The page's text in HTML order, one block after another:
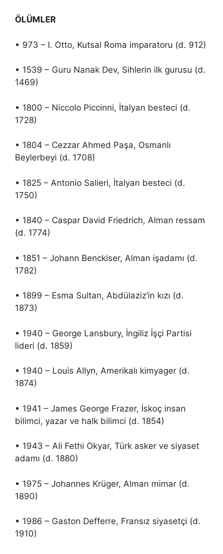
ÖLÜMLER
• 973 – I. Otto, Kutsal Roma imparatoru (d. 912)
• 1539 – Guru Nanak Dev, Sihlerin ilk gurusu (d.
1469)
• 1800 – Niccolo Piccinni, İtalyan besteci (d.
1728)
• 1804 – Cezzar Ahmed Paşa, Osmanlı
Beylerbeyi (d. 1708)
• 1825 – Antonio Salieri, İtalyan besteci (d.
1750)
• 1840 – Caspar David Friedrich, Alman ressam
(d. 1774)
• 1851 – Johann Benckiser, Alman işadamı (d.
1782)
• 1899 – Esma Sultan, Abdülaziz’in kızı (d.
1873)
• 1940 – George Lansbury, İngiliz İşçi Partisi
lideri (d. 1859)
• 1940 – Louis Allyn, Amerikalı kimyager (d.
1874)
• 1941 – James George Frazer, İskoç insan
bilimci, yazar ve halk bilimci (d. 1854)
• 1943 – Ali Fethi Okyar, Türk asker ve siyaset
adamı (d. 1880)
• 1975 – Johannes Krüger, Alman mimar (d.
1890)
• 1986 – Gaston Defferre, Fransız siyasetçi (d.
1910)